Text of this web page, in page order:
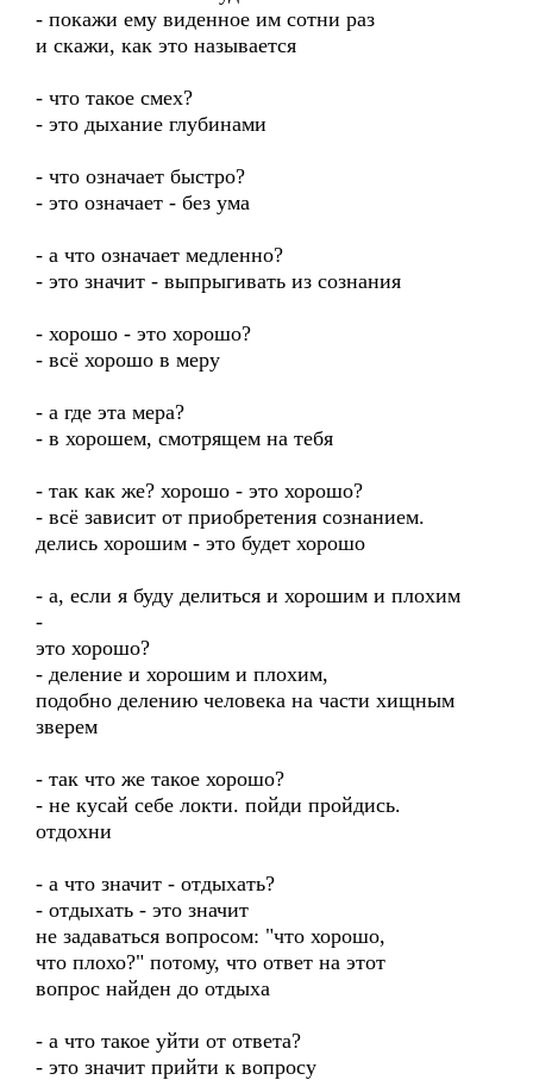
- покажи ему виденное им сотни раз
и скажи, как это называется
- что такое смех?
- это дыхание глубинами
- что означает быстро?
- это означает - без ума
- а что означает медленно?
- это значит - выпрыгивать из сознания
- хорошо - это хорошо?
- всё хорошо в меру
- а где эта мера?
- в хорошем, смотрящем на тебя
- так как же? хорошо - это хорошо?
- всё зависит от приобретения сознанием.
делись хорошим - это будет хорошо
- а, если я буду делиться и хорошим и плохим
-
это хорошо?
- деление и хорошим и плохим,
подобно делению человека на части хищным
зверем
- так что же такое хорошо?
- не кусай себе локти. пойди пройдись.
отдохни
- а что значит - отдыхать?
- отдыхать - это значит
не задаваться вопросом: "что хорошо,
что плохо?" потому, что ответ на этот
вопрос найден до отдыха
- а что такое уйти от ответа?
- это значит прийти к вопросу